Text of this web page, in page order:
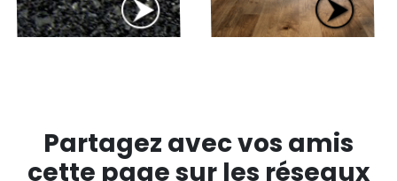
Partagez avec vos amis
cette page sur les réseaux